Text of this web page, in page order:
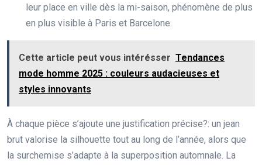
leur place en ville dès la mi-saison, phénomène de plus
en plus visible à Paris et Barcelone.
Cette article peut vous intérésser Tendances
mode homme 2025 : couleurs audacieuses et
styles innovants
À chaque pièce s’ajoute une justification précise?: un jean
brut valorise la silhouette tout au long de l’année, alors que
la surchemise s’adapte à la superposition automnale. La